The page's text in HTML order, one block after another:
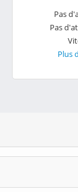
Pas
Pas
Plus